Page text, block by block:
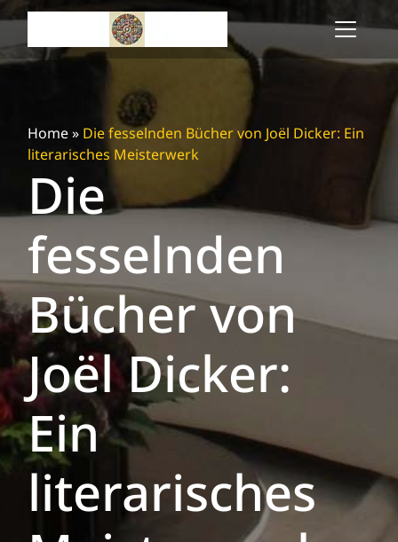
Skip
content
Home» Die fesselnden Bücher von Joël Dicker: Ein
literarisches Meisterwerk
Die
fesselnden
Bücher von
Joël Dicker:
Ein
literarisches